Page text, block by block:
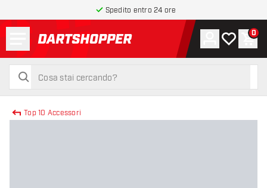
Spedito entro 24 ore
torna alla home page
cerca
cerca
Account
La mia0
Top 10 Accessori